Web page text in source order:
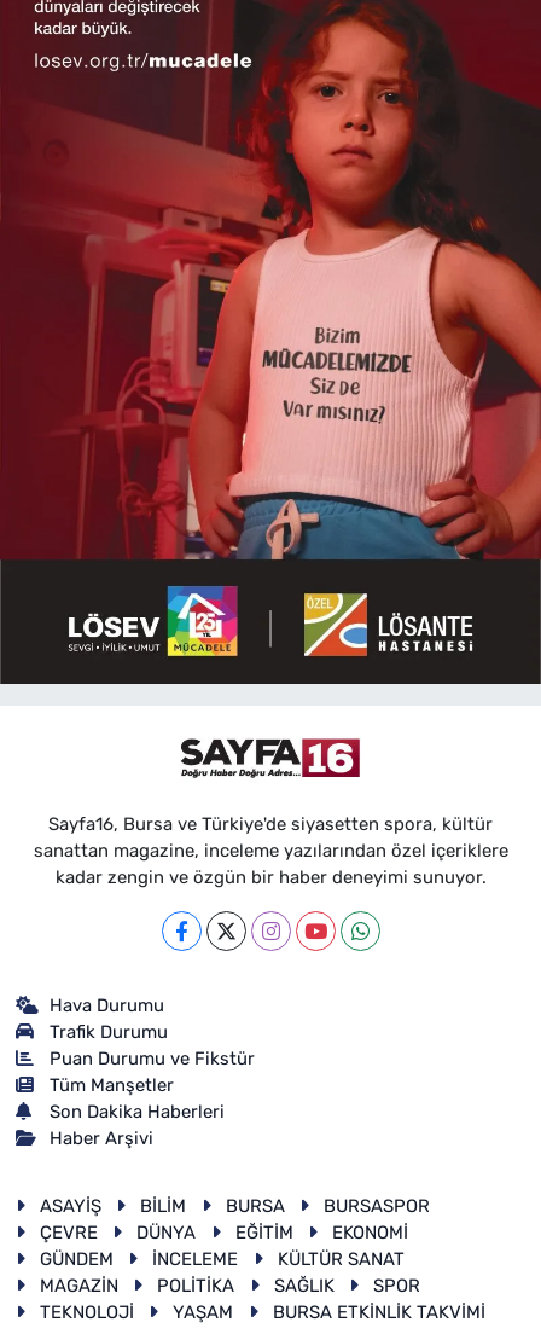
Sayfa16, Bursa ve Türkiye'de siyasetten spora, kültür
sanattan magazine, inceleme yazılarından özel içeriklere
kadar zengin ve özgün bir haber deneyimi sunuyor.
Hava Durumu
Trafik Durumu
Puan Durumu ve Fikstür
Tüm Manşetler
Son Dakika Haberleri
Haber Arşivi
ASAYİŞ BİLİM BURSA
BURSASPOR
ÇEVRE
DÜNYA EĞİTİM
EKONOMİ
GÜNDEM
İNCELEME
KÜLTÜR SANAT
MAGAZİN
POLİTİKA SAĞLIK
SPOR
TEKNOLOJİ
YAŞAM BURSA ETKİNLİK TAKVİMİ